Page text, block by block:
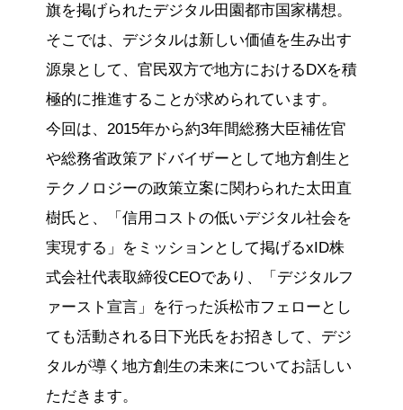
旗を掲げられたデジタル田園都市国家構想。
そこでは、デジタルは新しい価値を生み出す
源泉として、官民双方で地方におけるDXを積
極的に推進することが求められています。
今回は、2015年から約3年間総務大臣補佐官
や総務省政策アドバイザーとして地方創生と
テクノロジーの政策立案に関わられた太田直
樹氏と、「信用コストの低いデジタル社会を
実現する」をミッションとして掲げるxID株
式会社代表取締役CEOであり、「デジタルフ
ァースト宣言」を行った浜松市フェローとし
ても活動される日下光氏をお招きして、デジ
タルが導く地方創生の未来についてお話しい
ただきます。